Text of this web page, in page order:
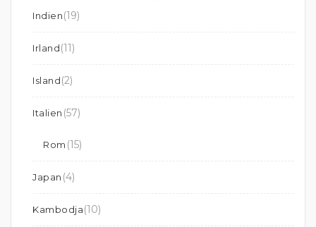
Indien(19)
Irland(11)
Island(2)
Italien (57)
Rom (15)
Japan (4)
Kambodja(10)